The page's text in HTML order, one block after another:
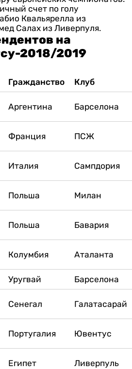
счет по голу
Квальярелла из
Салах из Ливерпуля.
на
2018/2019
Гражданство Клуб
Аргентина Барселона
Франция ПСЖ
Италия Сампдория
Польша Милан
Польша Бавария
Колумбия Аталанта
Уругвай Барселона
Сенегал Галатасарай
Португалия Ювентус
Египет Ливерпуль